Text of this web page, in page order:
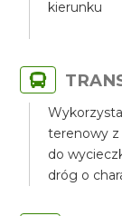
kierunku
terenowy z
do
dróg o